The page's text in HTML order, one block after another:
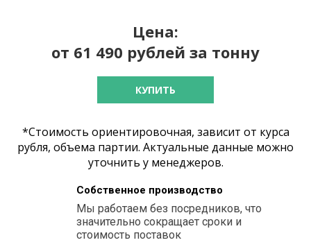
Цена:
от 61 490 рублей за тонну
КУПИТЬ
*Стоимость ориентировочная, зависит от курса
рубля, объема партии. Актуальные данные можно
уточнить у менеджеров.
Собственное производство
Мы работаем без посредников, что
значительно сокращает сроки и
стоимость поставок